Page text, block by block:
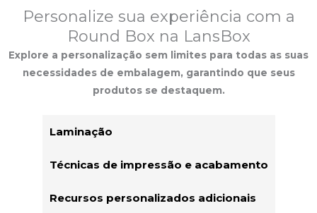
Personalize sua experiência com a
Round Box na LansBox
Explore a personalização sem limites para todas as suas
necessidades de embalagem, garantindo que seus
produtos se destaquem.
Laminação
Técnicas de impressão e acabamento
Recursos personalizados adicionais